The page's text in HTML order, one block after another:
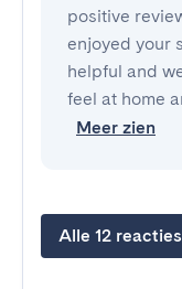
positive
enjoyed your
helpful and
feel at home
Meer zien
Alle 12